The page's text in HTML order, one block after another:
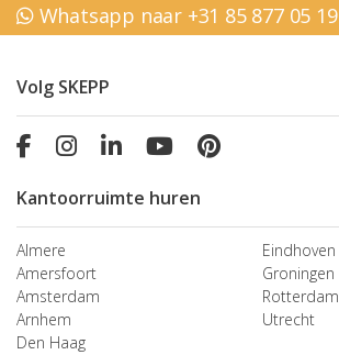
Whatsapp naar +31 85 877 05 19
Volg SKEPP
Kantoorruimte huren
Almere
Amersfoort
Amsterdam
Arnhem
Den Haag
Eindhoven
Groningen
Rotterdam
Utrecht